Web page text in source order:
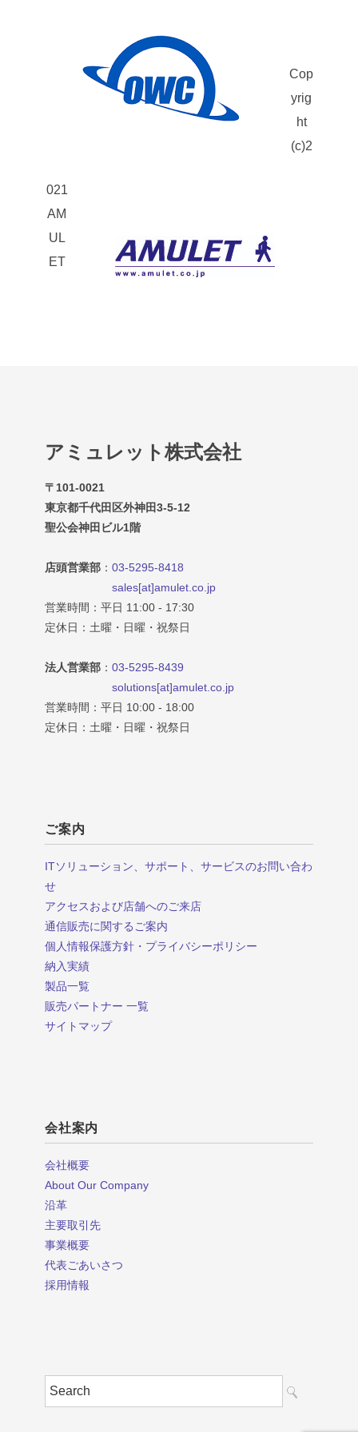
Cop
yrig
ht
(c)2
021
AM
UL
ET
アミュレット株式会社
〒101-0021
東京都千代田区外神田3-5-12
聖公会神田ビル1階
店頭営業部 ： 03-5295-8418
sales[at]amulet.co.jp
営業時間：平日 11:00 - 17:30
定休日：土曜・日曜・祝祭日
法人営業部 ： 03-5295-8439
solutions[at]amulet.co.jp
営業時間：平日 10:00 - 18:00
定休日：土曜・日曜・祝祭日
ご案内
ITソリューション、サポート、サービスのお問い合わ
せ
アクセスおよび店舗へのご来店
通信販売に関するご案内
個人情報保護方針・プライバシーポリシー
納入実績
製品一覧
販売パートナー 一覧
サイトマップ
会社案内
会社概要
About Our Company
沿革
主要取引先
事業概要
代表ごあいさつ
採用情報